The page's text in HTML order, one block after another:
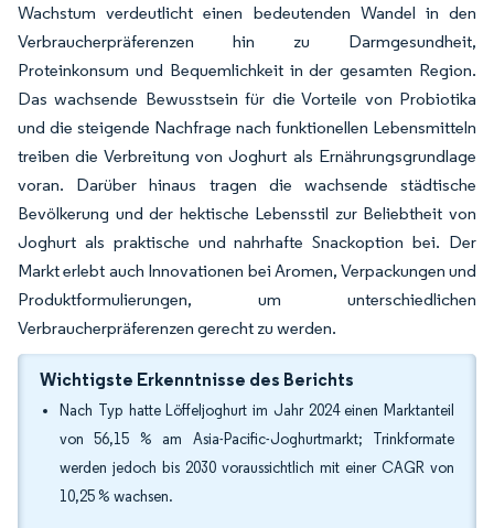
Wachstum verdeutlicht einen bedeutenden Wandel in den
Verbraucherpräferenzen hin zu Darmgesundheit,
Proteinkonsum und Bequemlichkeit in der gesamten Region.
Das wachsende Bewusstsein für die Vorteile von Probiotika
und die steigende Nachfrage nach funktionellen Lebensmitteln
treiben die Verbreitung von Joghurt als Ernährungsgrundlage
voran. Darüber hinaus tragen die wachsende städtische
Bevölkerung und der hektische Lebensstil zur Beliebtheit von
Joghurt als praktische und nahrhafte Snackoption bei. Der
Markt erlebt auch Innovationen bei Aromen, Verpackungen und
Produktformulierungen, um unterschiedlichen
Verbraucherpräferenzen gerecht zu werden.
Wichtigste Erkenntnisse des Berichts
Nach Typ hatte Löffeljoghurt im Jahr 2024 einen Marktanteil
von 56,15 % am Asia-Pacific-Joghurtmarkt; Trinkformate
werden jedoch bis 2030 voraussichtlich mit einer CAGR von
10,25 % wachsen.